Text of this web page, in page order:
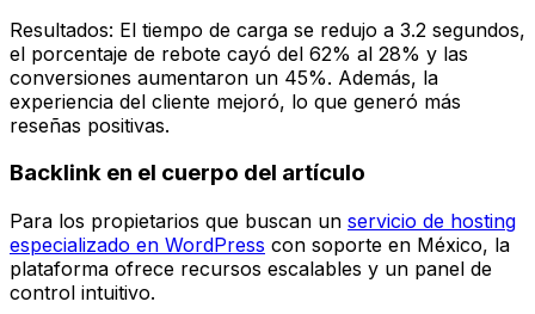
Resultados: El tiempo de carga se redujo a 3.2 segundos,
el porcentaje de rebote cayó del 62% al 28% y las
conversiones aumentaron un 45%. Además, la
experiencia del cliente mejoró, lo que generó más
reseñas positivas.
Backlink en el cuerpo del artículo
Para los propietarios que buscan un servicio de hosting
especializado en WordPress con soporte en México, la
plataforma ofrece recursos escalables y un panel de
control intuitivo.